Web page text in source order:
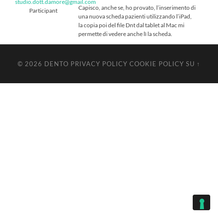
studio.dott.damore@gmail.com
Participant
Capisco, anche se, ho provato, l’inserimento di
una nuova scheda pazienti utilizzando l’iPad,
la copia poi del file Dnt dal tablet al Mac mi
permette di vedere anche lì la scheda.
© 2026 DENTO PRIVACY POLICY COOKIE POLICY SU ↑